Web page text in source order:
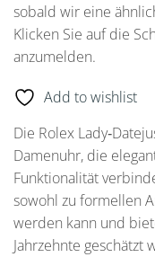
sobald wir eine
Klicken Sie auf die
anzumelden.
Add to wishlist
Die Rolex
Damenuhr, die
Funktionalität
sowohl zu formellen
werden kann und
Jahrzehnte geschätzt